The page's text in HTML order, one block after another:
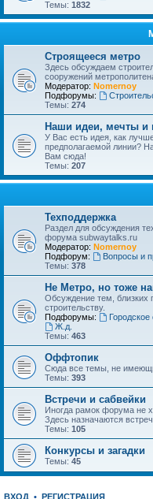
Темы: 1832
Строящееся метро
Здесь обсуждаем
сооружений метрополитена
Модератор: Nomernoy
Подфорумы:
Темы: 274
Наши идеи, мечты и
У Вас есть идея, как
предполагаемой линии?
Вам сюда!
Темы: 207
Техподдержка
Раздел для обсуждения
форума subwaytalks.ru
Модератор: Nomernoy
Подфорум:
Вопросы и
Темы: 378
Не Метро, но тоже
Обсуждение тем, близких
строительству.
Подфорумы:
Городское
Ж.д.
Темы: 463
Оффтопик
Сюда все темы, не
Темы: 393
Встречи и сабвейки
Иногда рамок форума не
Здесь назначаются
Темы: 105
Конкурсы и загадки
Темы: 45
ВХОД • РЕГИСТРАЦИЯ